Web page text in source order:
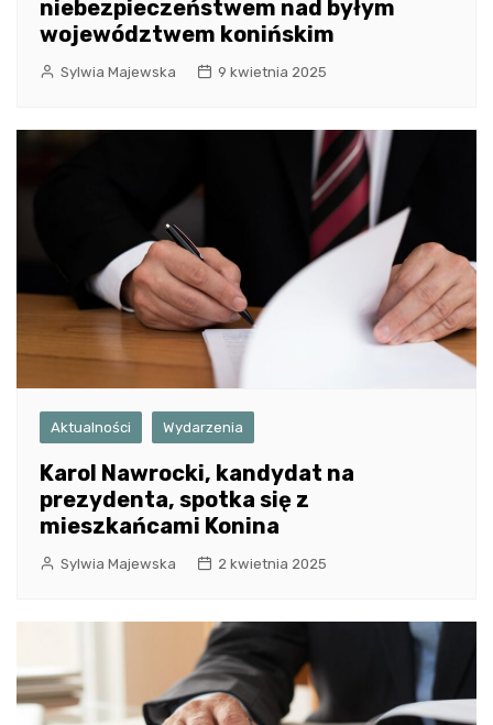
niebezpieczeństwem nad byłym
województwem konińskim
Sylwia Majewska 9 kwietnia 2025
Aktualności Wydarzenia
Karol Nawrocki, kandydat na
prezydenta, spotka się z
mieszkańcami Konina
Sylwia Majewska 2 kwietnia 2025